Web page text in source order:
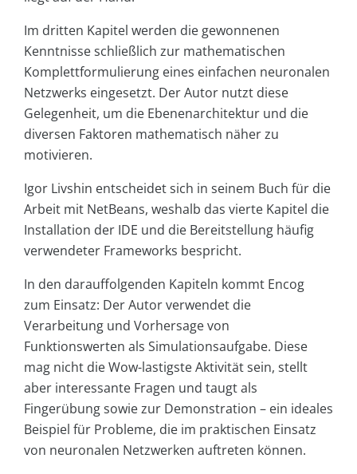
Im dritten Kapitel werden die gewonnenen
Kenntnisse schließlich zur mathematischen
Komplettformulierung eines einfachen neuronalen
Netzwerks eingesetzt. Der Autor nutzt diese
Gelegenheit, um die Ebenenarchitektur und die
diversen Faktoren mathematisch näher zu
motivieren.
Igor Livshin entscheidet sich in seinem Buch für die
Arbeit mit NetBeans, weshalb das vierte Kapitel die
Installation der IDE und die Bereitstellung häufig
verwendeter Frameworks bespricht.
In den darauffolgenden Kapiteln kommt Encog
zum Einsatz: Der Autor verwendet die
Verarbeitung und Vorhersage von
Funktionswerten als Simulationsaufgabe. Diese
mag nicht die Wow-lastigste Aktivität sein, stellt
aber interessante Fragen und taugt als
Fingerübung sowie zur Demonstration – ein ideales
Beispiel für Probleme, die im praktischen Einsatz
von neuronalen Netzwerken auftreten können.